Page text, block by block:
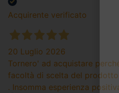
Acquirente verificato
20 Luglio 2026
Tornero' ad acquistare
facoltà di scelta del
. Insomma esperienza